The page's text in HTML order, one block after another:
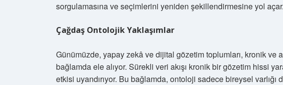
sorgulamasına ve seçimlerini yeniden şekillendirmesine yol açar.
Çağdaş Ontolojik Yaklaşımlar
Günümüzde, yapay zekâ ve dijital gözetim toplumları, kronik ve
bağlamda ele alıyor. Sürekli veri akışı kronik bir gözetim hissi
etkisi uyandırıyor. Bu bağlamda, ontoloji sadece bireysel